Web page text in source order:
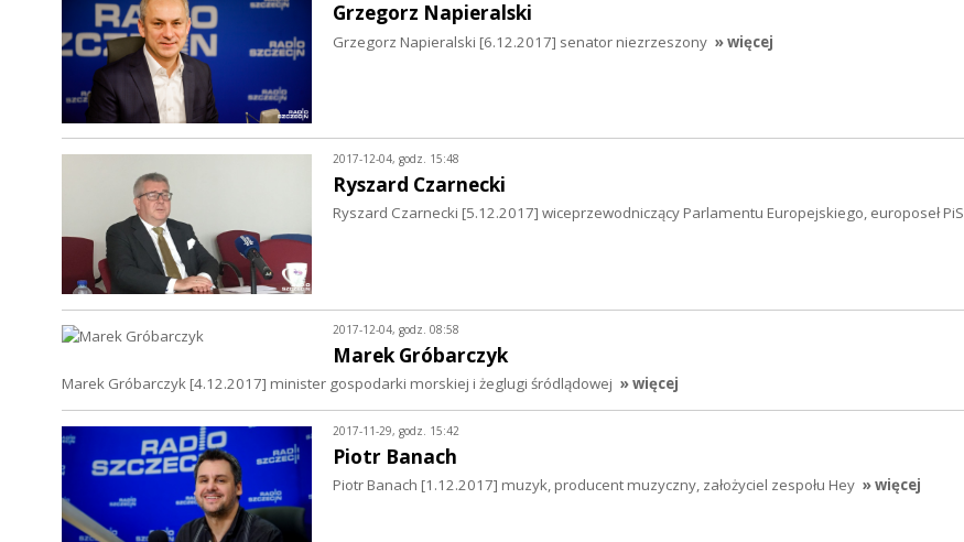
Grzegorz Napieralski
Grzegorz Napieralski [6.12.2017] senator niezrzeszony » więcej
2017-12-04, godz. 15:48
Ryszard Czarnecki
Ryszard Czarnecki [5.12.2017] wiceprzewodniczący Parlamentu Europejskiego, europoseł PiS
2017-12-04, godz. 08:58
Marek Gróbarczyk
Marek Gróbarczyk [4.12.2017] minister gospodarki morskiej i żeglugi śródlądowej » więcej
2017-11-29, godz. 15:42
Piotr Banach
Piotr Banach [1.12.2017] muzyk, producent muzyczny, założyciel zespołu Hey » więcej